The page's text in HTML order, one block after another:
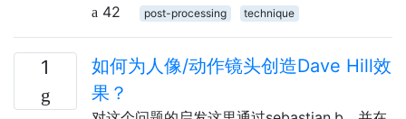
42
post-processing technique
1
如何为人像/动作镜头创造Dave Hill效
果？